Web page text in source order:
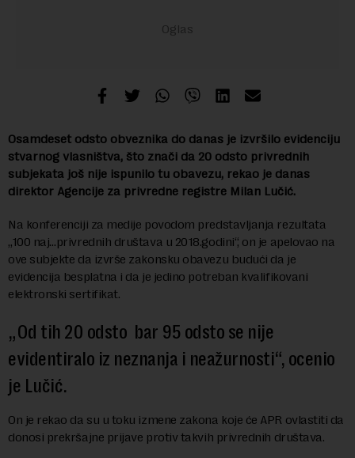
Osamdeset odsto obveznika do danas je izvršilo evidenciju
stvarnog vlasništva, što znači da 20 odsto privrednih
subjekata još nije ispunilo tu obavezu, rekao je danas
direktor Agencije za privredne registre Milan Lučić.
Na konferenciji za medije povodom predstavljanja rezultata
„100 naj…privrednih društava u 2018.godini“, on je apelovao na
ove subjekte da izvrše zakonsku obavezu budući da je
evidencija besplatna i da je jedino potreban kvalifikovani
elektronski sertifikat.
„Od tih 20 odsto bar 95 odsto se nije
evidentiralo iz neznanja i neažurnosti“, ocenio
je Lučić.
On je rekao da su u toku izmene zakona koje će APR ovlastiti da
donosi prekršajne prijave protiv takvih privrednih društava.